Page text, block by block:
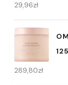
29,96zł
289,80zł